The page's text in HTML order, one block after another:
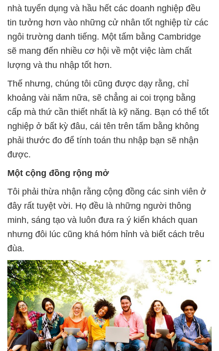
nhà tuyển dụng và hầu hết các doanh nghiệp đều
tin tưởng hơn vào những cử nhân tốt nghiệp từ các
ngôi trường danh tiếng. Một tấm bằng Cambridge
sẽ mang đến nhiều cơ hội về một việc làm chất
lượng và thu nhập tốt hơn.
Thế nhưng, chúng tôi cũng được dạy rằng, chỉ
khoảng vài năm nữa, sẽ chẳng ai coi trọng bằng
cấp mà thứ cần thiết nhất là kỹ năng. Bạn có thể tốt
nghiệp ở bất kỳ đâu, cái tên trên tấm bằng không
phải thước đo để tính toán thu nhập bạn sẽ nhận
được.
Một cộng đồng rộng mở
Tôi phải thừa nhận rằng cộng đồng các sinh viên ở
đây rất tuyệt vời. Họ đều là những người thông
minh, sáng tạo và luôn đưa ra ý kiến khách quan
nhưng đôi lúc cũng khá hóm hỉnh và biết cách trêu
đùa.